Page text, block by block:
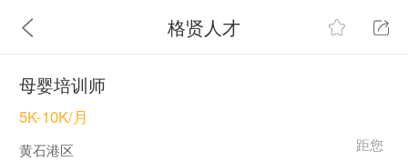
格贤人才
母婴培训师
距您
5K-10K/月
黄石港区